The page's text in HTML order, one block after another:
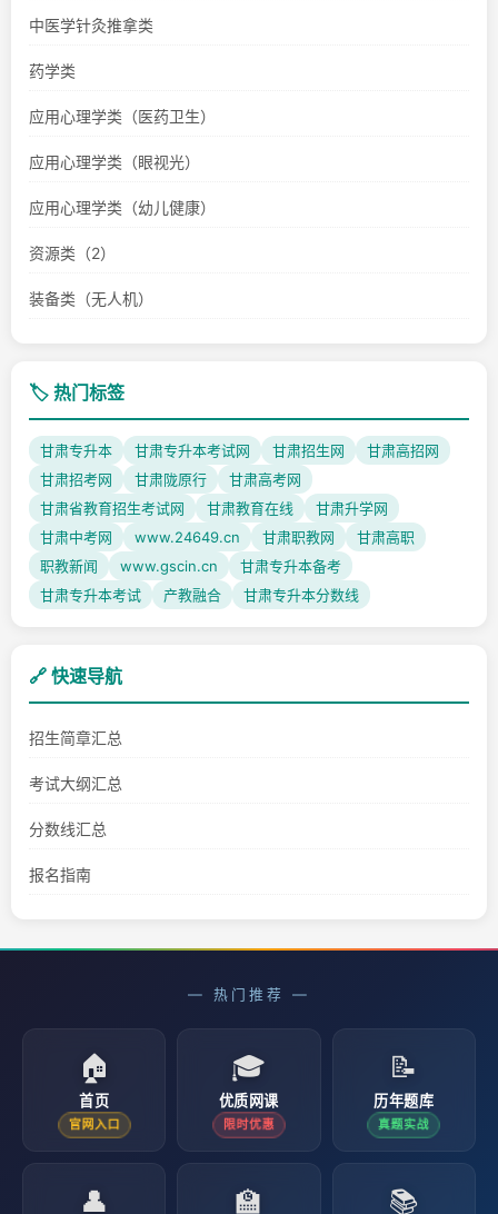
中医学针灸推拿类
药学类
应用心理学类（医药卫生）
应用心理学类（眼视光）
应用心理学类（幼儿健康）
资源类（2）
装备类（无人机）
🏷️ 热门标签
甘肃专升本 甘肃专升本考试网 甘肃招生网
甘肃高招网
甘肃招考网
甘肃陇原行
甘肃高考网
甘肃省教育招生考试网
甘肃教育在线
甘肃升学网
甘肃中考网
www.24649.cn 甘肃职教网
甘肃高职
职教新闻
www.gscin.cn
甘肃专升本备考
甘肃专升本考试
产教融合 甘肃专升本分数线
🔗 快速导航
招生简章汇总
考试大纲汇总
分数线汇总
报名指南
— 热门推荐 —
🏠
首页
官网入口
🎓
优质网课
限时优惠
📝
历年题库
真题实战
👤 🏫 📚